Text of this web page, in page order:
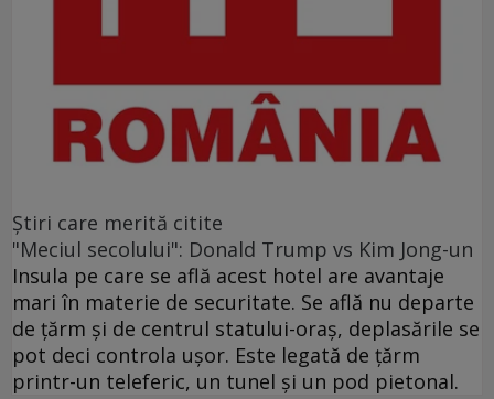
Ştiri care merită citite
"Meciul secolului": Donald Trump vs Kim Jong-un
Insula pe care se află acest hotel are avantaje
mari în materie de securitate. Se află nu departe
de ţărm şi de centrul statului-oraş, deplasările se
pot deci controla uşor. Este legată de ţărm
printr-un teleferic, un tunel şi un pod pietonal.